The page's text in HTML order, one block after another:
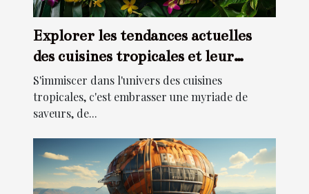
Explorer les tendances actuelles
des cuisines tropicales et leur
impact
S'immiscer dans l'univers des cuisines
tropicales, c'est embrasser une myriade de
saveurs, de...